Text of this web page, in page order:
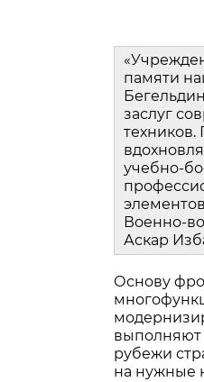
памяти
заслуг
техников.
Аскар
Основу
выполняют
рубежи
на нужные